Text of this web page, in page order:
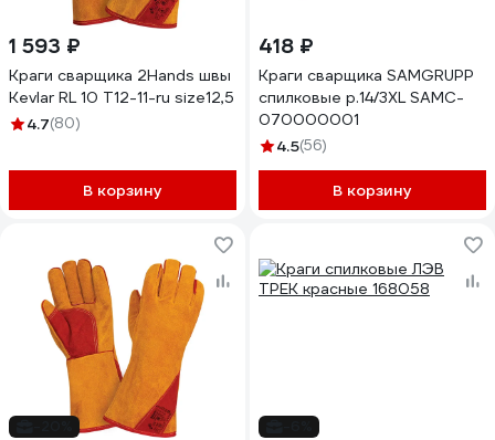
1 593 ₽
Краги сварщика 2Hands швы
Kevlar RL 10 T12-11-ru size12,5
4.7(80)
В корзину
418 ₽
Краги сварщика SAMGRUPP
спилковые р.14/3XL SAMC-
070000001
4.5(56)
В корзину